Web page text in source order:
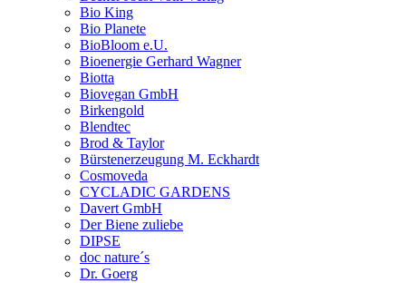
Bio King
Bio Planete
BioBloom e.U.
Bioenergie Gerhard Wagner
Biotta
Biovegan GmbH
Birkengold
Blendtec
Brod & Taylor
Bürstenerzeugung M. Eckhardt
Cosmoveda
CYCLADIC GARDENS
Davert GmbH
Der Biene zuliebe
DIPSE
doc nature´s
Dr. Goerg